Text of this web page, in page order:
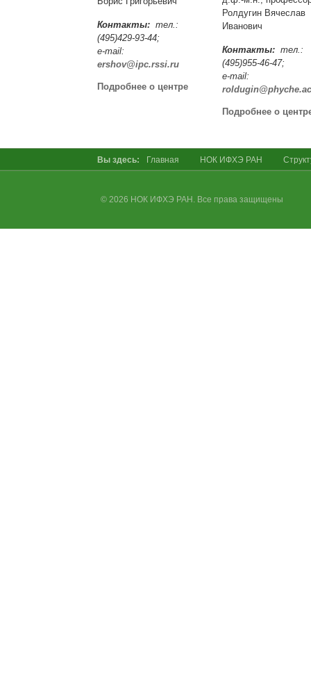
Контакты: тел.:
(495)429-93-44;
e-mail:
ershov@ipc.rssi.ru
Подробнее о центре
Ролдугин Вячеслав
Иванович
Контакты: тел.:
(495)955-46-47;
e-mail:
Подробнее о
Вы здесь: Главная НОК ИФХЭ РАН
© 2026 НОК ИФХЭ РАН. Все права защищены